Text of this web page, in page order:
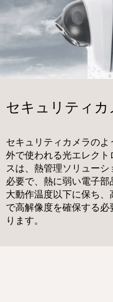
セキュリティカメラのよ
外で使われる光エレクト
スは、熱管理ソリューシ
必要で、熱に弱い電子部
大動作温度以下に保ち、
で高解像度を確保する必
ります。